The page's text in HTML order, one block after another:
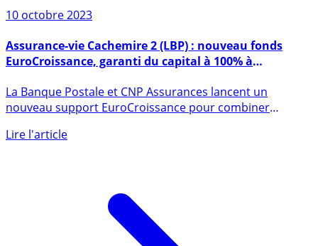
Sur le même sujet
10 octobre 2023
EuroCroissance, garanti du capital à 100% à
l’échéance de 10 ans
nouveau support EuroCroissance pour combiner